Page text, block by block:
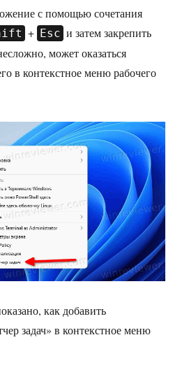
с помощью сочетания
+ Esc и затем закрепить
может оказаться
в контекстное меню рабочего
как добавить
задач» в контекстное меню